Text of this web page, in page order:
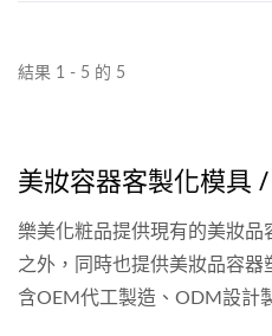
結果 1 - 5 的 5
美妝容器客製化模具
樂美化粧品提供現有的美妝
之外，同時也提供美妝品容
含OEM代工製造、ODM設計